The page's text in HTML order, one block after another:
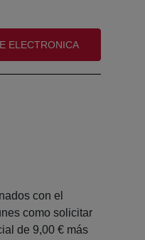
en nueva ventana)
ELECTRONICA
con el
como solicitar
de 9,00 € más